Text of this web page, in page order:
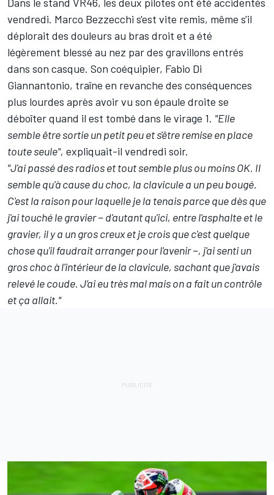
vendredi. Marco Bezzecchi s'est vite remis, même s'il
déplorait des douleurs au bras droit et a été
légèrement blessé au nez par des gravillons entrés
dans son casque. Son coéquipier, Fabio Di
Giannantonio, traîne en revanche des conséquences
plus lourdes après avoir vu son épaule droite se
déboîter quand il est tombé dans le virage 1. "Elle
semble être sortie un petit peu et s'être remise en place
toute seule", expliquait-il vendredi soir.
"J'ai passé des radios et tout semble plus ou moins OK. Il
semble qu'à cause du choc, la clavicule a un peu bougé.
C'est la raison pour laquelle je la tenais parce que dès que
j'ai touché le gravier − d'autant qu'ici, entre l'asphalte et le
gravier, il y a un gros creux et je crois que c'est quelque
chose qu'il faudrait arranger pour l'avenir −, j'ai senti un
gros choc à l'intérieur de la clavicule, sachant que j'avais
relevé le coude. J’ai eu très mal mais on a fait un contrôle
et ça allait."